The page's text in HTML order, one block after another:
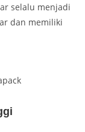
selalu menjadi
dan memiliki